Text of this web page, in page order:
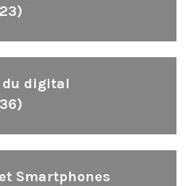
du digital
Smartphones